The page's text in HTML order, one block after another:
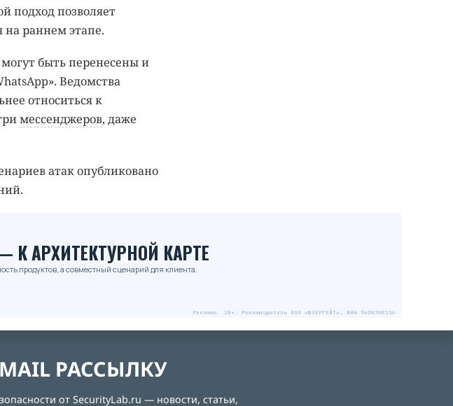
подход позволяет
на раннем этапе.
быть перенесены и
Ведомства
относиться к
мессенджеров, даже
атак опубликовано
АРХИТЕКТУРНОЙ КАРТЕ
продуктов, а совместный сценарий для клиента.
Реклама. 18+. Рекламодатель ООО «ЮЗЕРГЕЙТ», ИНН 5408308256
РАССЫЛКУ
от SecurityLab.ru — новости, статьи,